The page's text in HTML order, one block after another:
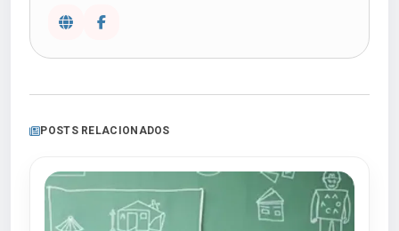
POSTS RELACIONADOS